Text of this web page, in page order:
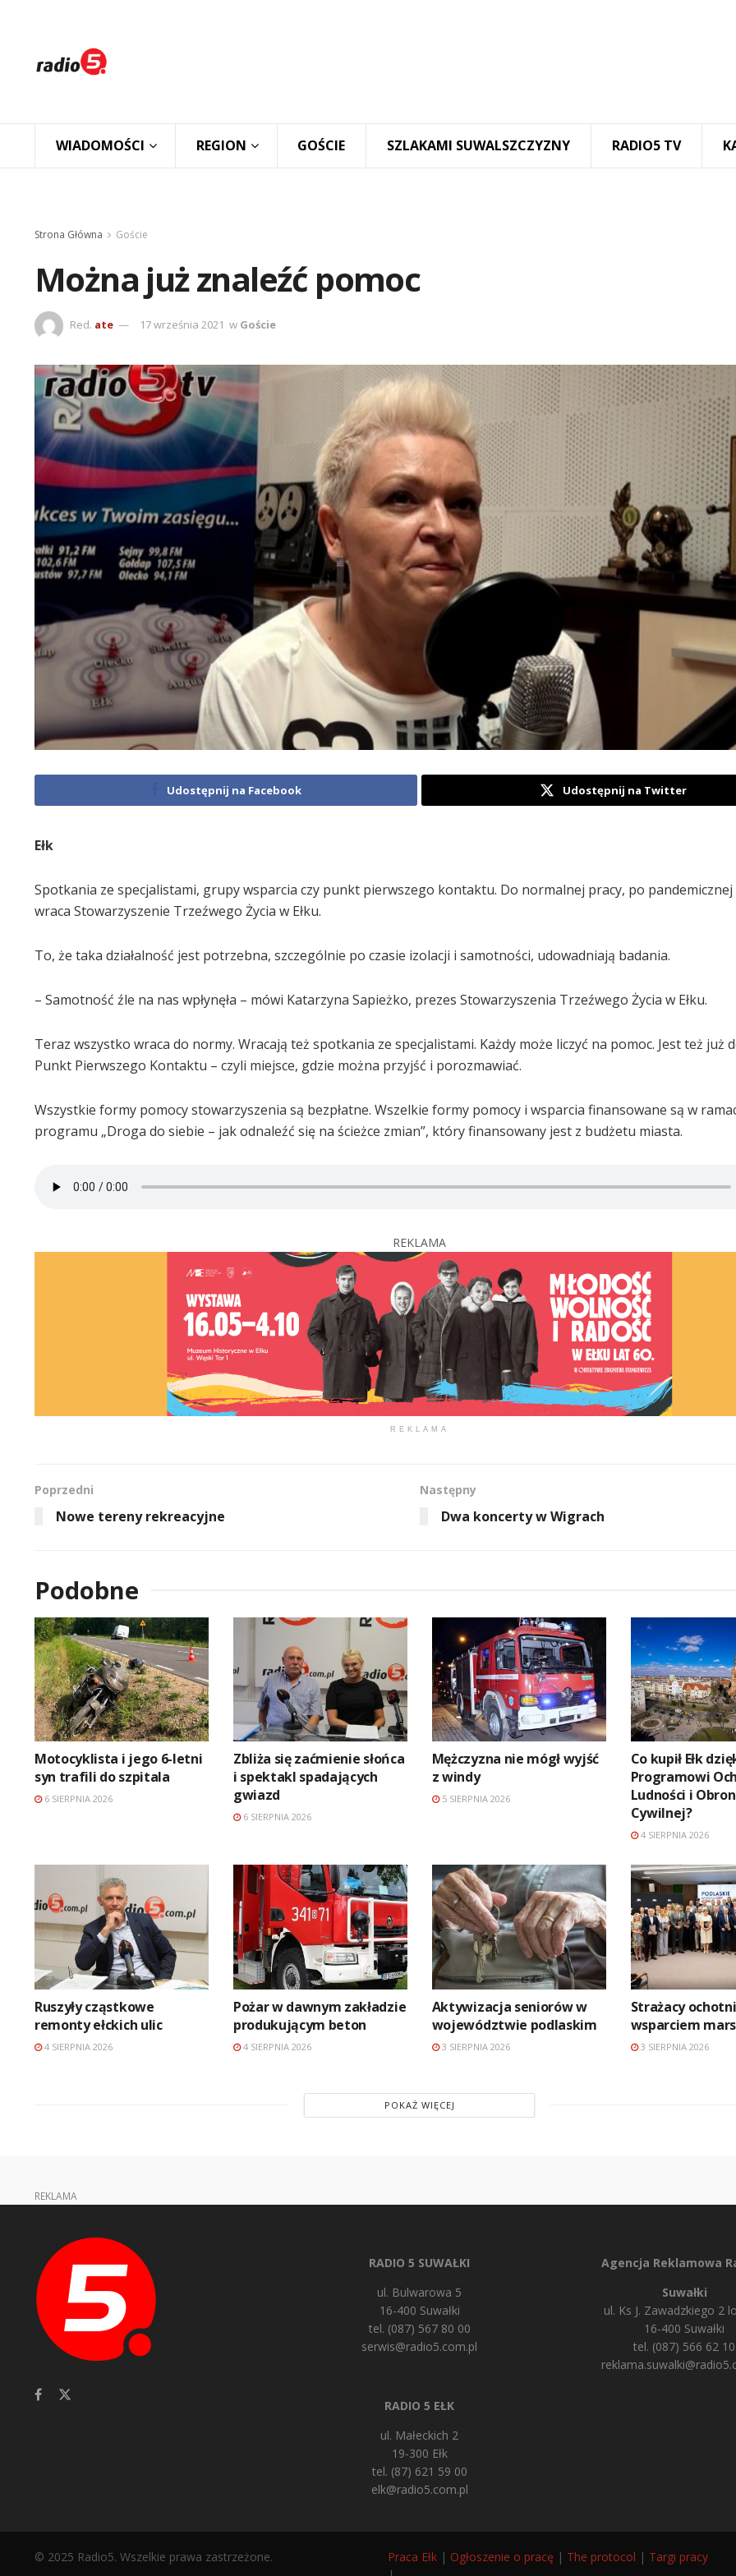
WIADOMOŚCI REGION GOŚCIE SZLAKAMI SUWALSZCZYZNY RADIO5 TV
Strona Główna Goście
Można już znaleźć pomoc
Red. ate 17 września 2021 w Goście
Udostępnij na Facebook Udostępnij na Twitter
Ełk
Spotkania ze specjalistami, grupy wsparcia czy punkt pierwszego kontaktu. Do normalnej pracy, po
wraca Stowarzyszenie Trzeźwego Życia w Ełku.
To, że taka działalność jest potrzebna, szczególnie po czasie izolacji i samotności, udowadniają badania.
– Samotność źle na nas wpłynęła – mówi Katarzyna Sapieżko, prezes Stowarzyszenia Trzeźwego Życia w Ełku.
Teraz wszystko wraca do normy. Wracają też spotkania ze specjalistami. Każdy może liczyć na pomoc. Jest też już
Punkt Pierwszego Kontaktu – czyli miejsce, gdzie można przyjść i porozmawiać.
Wszystkie formy pomocy stowarzyszenia są bezpłatne. Wszelkie formy pomocy i wsparcia finansowane są w
programu „Droga do siebie – jak odnaleźć się na ścieżce zmian”, który finansowany jest z budżetu miasta.
REKLAMA
REKLAMA
Poprzedni
Nowe tereny rekreacyjne
Następny
Dwa koncerty w Wigrach
Podobne
Motocyklista i jego 6-letni
syn trafili do szpitala
6 SIERPNIA 2026
Zbliża się zaćmienie słońca
i spektakl spadających
gwiazd
6 SIERPNIA 2026
Mężczyzna nie mógł wyjść
z windy
5 SIERPNIA 2026
Co kupił Ełk
Programowi
Ludności i
Cywilnej?
4 SIERPNIA 2026
Ruszyły cząstkowe
remonty ełckich ulic
4 SIERPNIA 2026
Pożar w dawnym zakładzie
produkującym beton
4 SIERPNIA 2026
Aktywizacja seniorów w
województwie podlaskim
3 SIERPNIA 2026
Strażacy
wsparciem
3 SIERPNIA 2026
POKAŻ WIĘCEJ
REKLAMA
RADIO 5 SUWAŁKI
ul. Bulwarowa 5
16-400 Suwałki
tel. (087) 567 80 00
serwis@radio5.com.pl
RADIO 5 EŁK
ul. Małeckich 2
19-300 Ełk
tel. (87) 621 59 00
elk@radio5.com.pl
Agencja Reklamowa
Suwałki
ul. Ks J. Zawadzkiego 2
16-400 Suwałki
tel. (087) 566 62 10
© 2025 Radio5. Wszelkie prawa zastrzeżone. Praca Ełk | Ogłoszenie o pracę | The protocol | Targi pracy